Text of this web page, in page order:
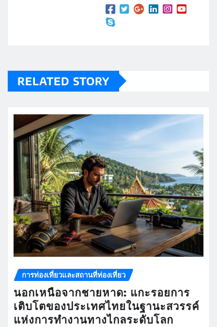
RELATED STORY
การท่องเที่ยวและสถานที่ท่องเที่ยว
นอกเหนือจากชายหาด: แกะรอยการ
เติบโตของประเทศไทยในฐานะสวรรค์
แห่งการทำงานทางไกลระดับโลก